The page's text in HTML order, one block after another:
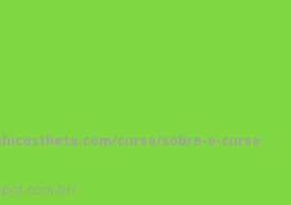
curso/sobre-o-curso